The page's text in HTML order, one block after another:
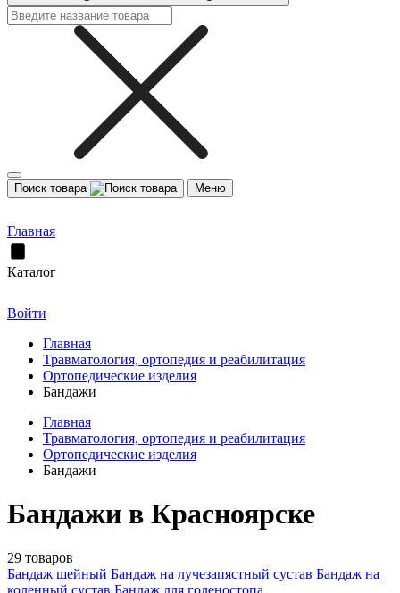
Поиск товара Меню
Главная
Каталог
Войти
Главная
Травматология, ортопедия и реабилитация
Ортопедические изделия
Бандажи
Главная
Травматология, ортопедия и реабилитация
Ортопедические изделия
Бандажи
Бандажи в Красноярске
29 товаров
Бандаж шейный Бандаж на лучезапястный сустав Бандаж на
коленный сустав Бандаж для голеностопа